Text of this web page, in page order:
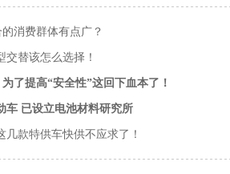
消费群体有点广？
替该怎么选择！
了提高“安全性”这回下血本了！
车 已设立电池材料研究所
款特供车快供不应求了！